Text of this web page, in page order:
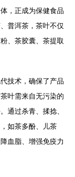
，正成为保健食品
普洱茶，茶叶不仅
、茶胶囊、茶提取
技术，确保了产品
叶需来自无污染的
通过杀青、揉捻、
如茶多酚、儿茶
血脂、增强免疫力